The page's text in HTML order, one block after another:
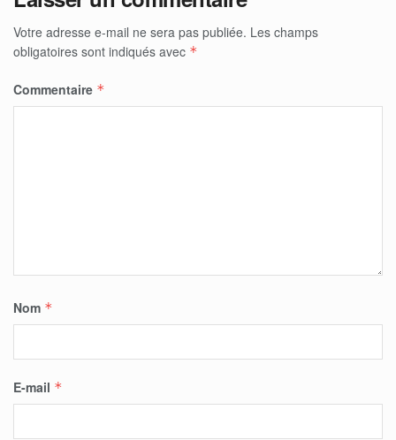
Votre adresse e-mail ne sera pas publiée. Les champs
obligatoires sont indiqués avec *
Commentaire *
Nom *
E-mail *